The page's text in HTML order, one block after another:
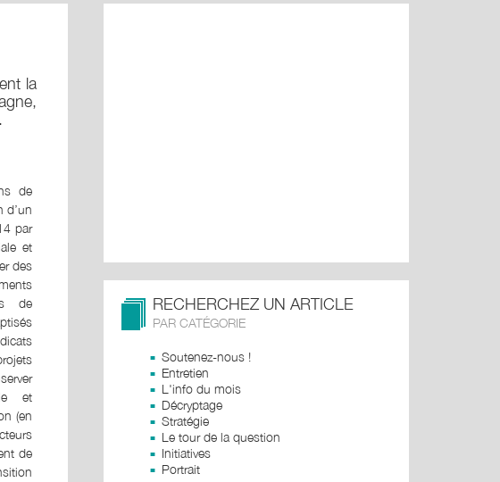
la
de
d’un
par
et
des
de
et
(en
de
RECHERCHEZ UN ARTICLE
PAR CATÉGORIE
Soutenez-nous !
Entretien
L'info du mois
Décryptage
Stratégie
Le tour de la question
Initiatives
Portrait